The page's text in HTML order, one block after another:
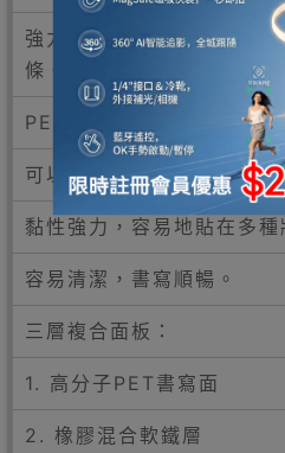
強力磁吸，方便磁吸白板
條。
PET材質，不易變色變型穩
可以剪裁，隨意剪出適當大
黏性強力，容易地貼在多種
容易清潔，書寫順暢。
三層複合面板：
1. 高分子PET書寫面
2. 橡膠混合軟鐵層